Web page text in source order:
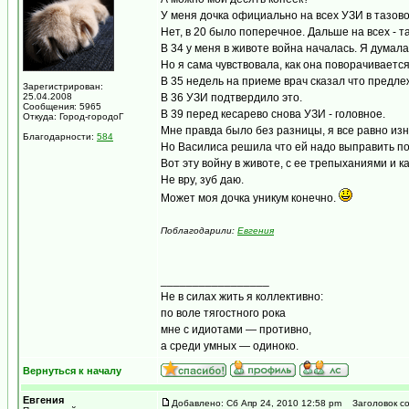
Зарегистрирован:
25.04.2008
Сообщения: 5965
Откуда: Город-городоГ
Благодарности: 584
У меня дочка официально на всех УЗИ в
Нет, в 20 было поперечное. Дальше на всех -
В 34 у меня в животе война началась. Я
Но я сама чувствовала, как она
В 35 недель на приеме врач сказал что
В 36 УЗИ подтвердило это.
В 39 перед кесарево снова УЗИ - головное.
Мне правда было без разницы, я все равно
Но Василиса решила что ей надо выправить
Вот эту войну в животе, с ее трепыханиями и
Не вру, зуб даю.
Может моя дочка уникум конечно.
Поблагодарили: Евгения
Не в силах жить я коллективно:
по воле тягостного рока
мне с идиотами — противно,
а среди умных — одиноко.
Вернуться к началу
Евгения Добавлено: Сб Апр 24, 2010 12:58 pm Заголовок